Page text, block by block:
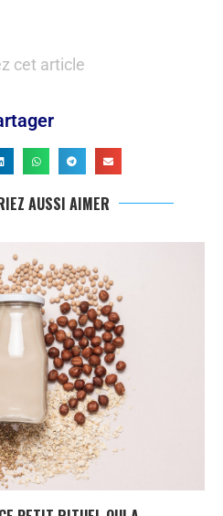
cet article
AUSSI AIMER